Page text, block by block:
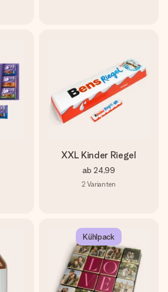
XXL Kinder Riegel
ab 24,99
2 Varianten
Kühlpack